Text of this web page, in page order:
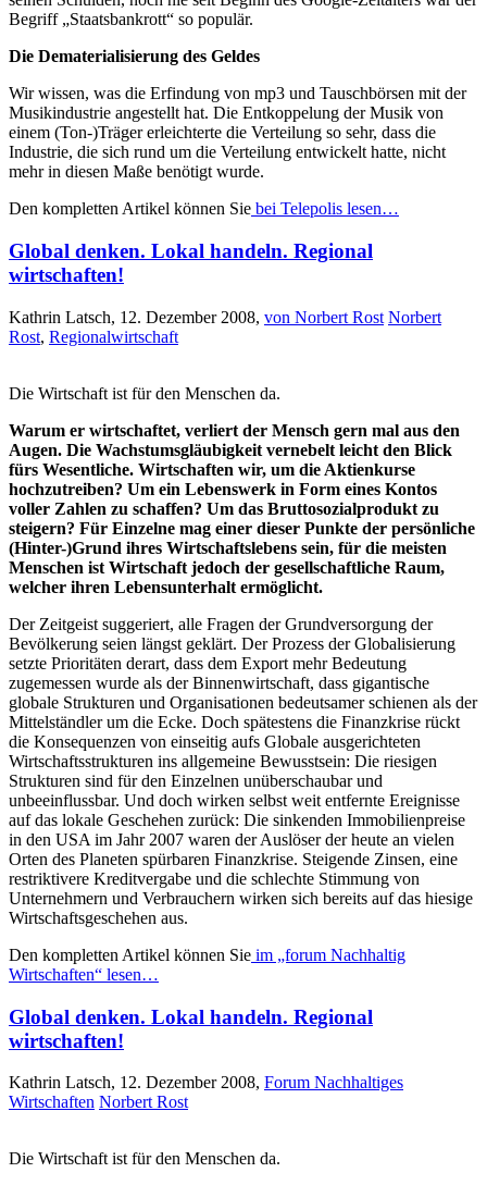
Begriff „Staatsbankrott“ so populär.
Die Dematerialisierung des Geldes
Wir wissen, was die Erfindung von mp3 und Tauschbörsen mit der
Musikindustrie angestellt hat. Die Entkoppelung der Musik von
einem (Ton-)Träger erleichterte die Verteilung so sehr, dass die
Industrie, die sich rund um die Verteilung entwickelt hatte, nicht
mehr in diesen Maße benötigt wurde.
Den kompletten Artikel können Sie bei Telepolis lesen…
Global denken. Lokal handeln. Regional
wirtschaften!
Kathrin Latsch, 12. Dezember 2008, von Norbert Rost Norbert
Rost, Regionalwirtschaft
Die Wirtschaft ist für den Menschen da.
Warum er wirtschaftet, verliert der Mensch gern mal aus den
Augen. Die Wachstumsgläubigkeit vernebelt leicht den Blick
fürs Wesentliche. Wirtschaften wir, um die Aktienkurse
hochzutreiben? Um ein Lebenswerk in Form eines Kontos
voller Zahlen zu schaffen? Um das Bruttosozialprodukt zu
steigern? Für Einzelne mag einer dieser Punkte der persönliche
(Hinter-)Grund ihres Wirtschaftslebens sein, für die meisten
Menschen ist Wirtschaft jedoch der gesellschaftliche Raum,
welcher ihren Lebensunterhalt ermöglicht.
Der Zeitgeist suggeriert, alle Fragen der Grundversorgung der
Bevölkerung seien längst geklärt. Der Prozess der Globalisierung
setzte Prioritäten derart, dass dem Export mehr Bedeutung
zugemessen wurde als der Binnenwirtschaft, dass gigantische
globale Strukturen und Organisationen bedeutsamer schienen als der
Mittelständler um die Ecke. Doch spätestens die Finanzkrise rückt
die Konsequenzen von einseitig aufs Globale ausgerichteten
Wirtschaftsstrukturen ins allgemeine Bewusstsein: Die riesigen
Strukturen sind für den Einzelnen unüberschaubar und
unbeeinflussbar. Und doch wirken selbst weit entfernte Ereignisse
auf das lokale Geschehen zurück: Die sinkenden Immobilienpreise
in den USA im Jahr 2007 waren der Auslöser der heute an vielen
Orten des Planeten spürbaren Finanzkrise. Steigende Zinsen, eine
restriktivere Kreditvergabe und die schlechte Stimmung von
Unternehmern und Verbrauchern wirken sich bereits auf das hiesige
Wirtschaftsgeschehen aus.
Den kompletten Artikel können Sie im „forum Nachhaltig
Wirtschaften“ lesen…
Global denken. Lokal handeln. Regional
wirtschaften!
Kathrin Latsch, 12. Dezember 2008, Forum Nachhaltiges
Wirtschaften Norbert Rost
Die Wirtschaft ist für den Menschen da.